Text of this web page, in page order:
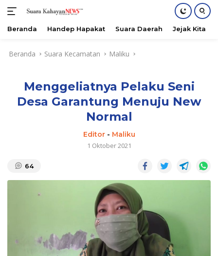
Beranda Handep Hapakat Suara Daerah Jejak Kita
Beranda Suara Kecamatan Maliku
Menggeliatnya Pelaku Seni
Desa Garantung Menuju New
Normal
Editor- Maliku
1 Oktober 2021
64